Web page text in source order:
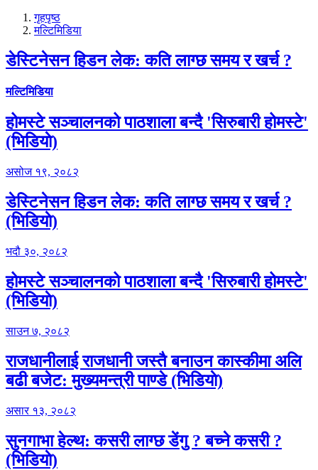
गृहपृष्‍ठ
मल्टिमिडिया
डेस्टिनेसन हिडन लेक: कति लाग्छ समय र खर्च ?
मल्टिमिडिया
होमस्टे सञ्चालनको पाठशाला बन्दै 'सिरुबारी होमस्टे'
(भिडियाे)
असोज १९, २०८२
डेस्टिनेसन हिडन लेक: कति लाग्छ समय र खर्च ?
(भिडियाे)
भदौ ३०, २०८२
होमस्टे सञ्चालनको पाठशाला बन्दै 'सिरुबारी होमस्टे'
(भिडियाे)
साउन ७, २०८२
राजधानीलाई राजधानी जस्तै बनाउन कास्कीमा अलि
बढी बजेट: मुख्यमन्त्री पाण्डे (भिडियाे)
असार १३, २०८२
सुनगाभा हेल्थ: कसरी लाग्छ डेंगु ? बच्ने कसरी ?
(भिडियाे)